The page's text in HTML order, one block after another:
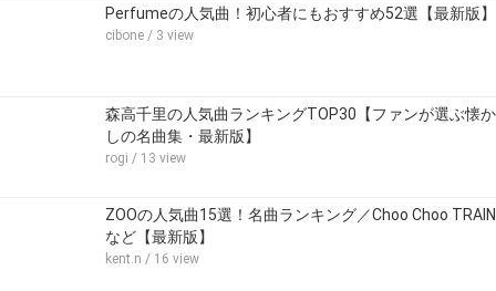
Perfumeの人気曲！初心者にもおすすめ52選【最新版】
cibone / 3 view
森高千里の人気曲ランキングTOP30【ファンが選ぶ懐か
しの名曲集・最新版】
rogi / 13 view
ZOOの人気曲15選！名曲ランキング／Choo Choo TRAIN
など【最新版】
kent.n / 16 view